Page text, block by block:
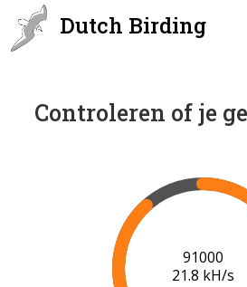
Dutch Birding
Controleren of je
92000
20.9 kH/s